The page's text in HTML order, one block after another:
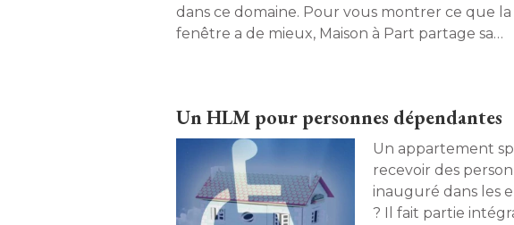
dans ce domaine. Pour vous montrer ce que la
fenêtre a de mieux, Maison à Part partage sa
Un HLM pour personnes dépendantes
Un appartement
recevoir des
inauguré dans les
? Il fait partie